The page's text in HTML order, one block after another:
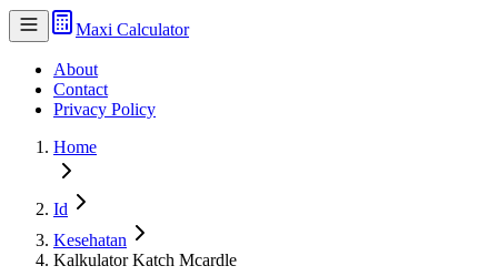
Maxi Calculator
About
Contact
Privacy Policy
Home
Id
Kesehatan
Kalkulator Katch Mcardle